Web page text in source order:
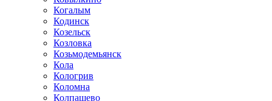
Когалым
Кодинск
Козельск
Козловка
Козьмодемьянск
Кола
Кологрив
Коломна
Колпашево